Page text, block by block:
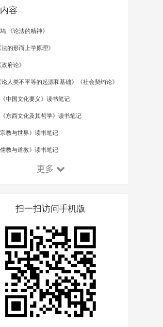
容
《论法的精神》
的形而上学原理》
府论》
论人类不平等的起源和基础》《社会契约论》
中国文化要义》读书笔记
东西文化及其哲学》读书笔记
教与世界》读书笔记
教与道教》读书笔记
更多
扫一扫访问手机版